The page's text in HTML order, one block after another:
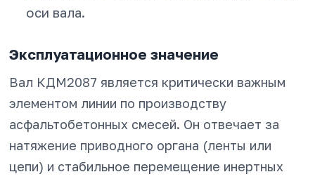
оси вала.
Эксплуатационное значение
Вал КДМ2087 является критически важным
элементом линии по производству
асфальтобетонных смесей. Он отвечает за
натяжение приводного органа (ленты или
цепи) и стабильное перемещение инертных